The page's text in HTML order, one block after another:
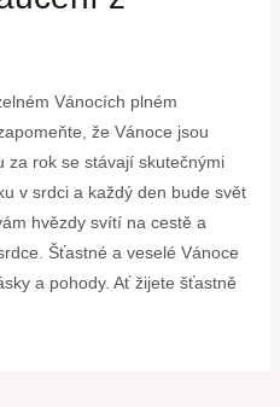
Vánocích plném
že Vánoce jsou
za rok se stávají‍ skutečnými
v srdci⁤ a každý den bude svět
hvězdy svítí na cestě a
Šťastné a veselé ⁤Vánoce
a pohody. Ať žijete šťastně